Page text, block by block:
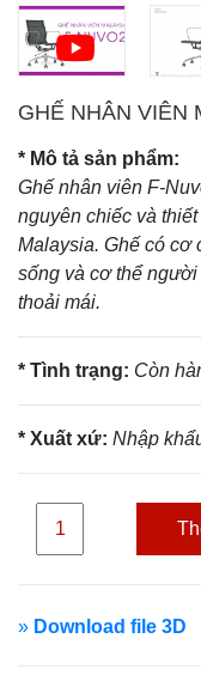
GHẾ NHÂN VIÊN
* Mô tả sản phẩm:
Ghế nhân viên F-
nguyên chiếc và
Malaysia. Ghế có cơ
sống và cơ thể
thoải mái.
* Tình trạng: Còn
* Xuất xứ: Nhập
» Download file 3D